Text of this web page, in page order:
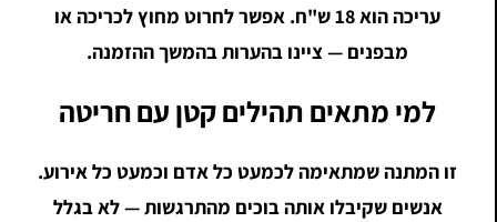
עריכה הוא 18 ש"ח. אפשר לחרוט מחוץ לכריכה או
מבפנים — ציינו בהערות בהמשך ההזמנה.
למי מתאים תהילים קטן עם חריטה
זו המתנה שמתאימה לכמעט כל אדם וכמעט כל אירוע.
אנשים שקיבלו אותה בוכים מהתרגשות — לא בגלל